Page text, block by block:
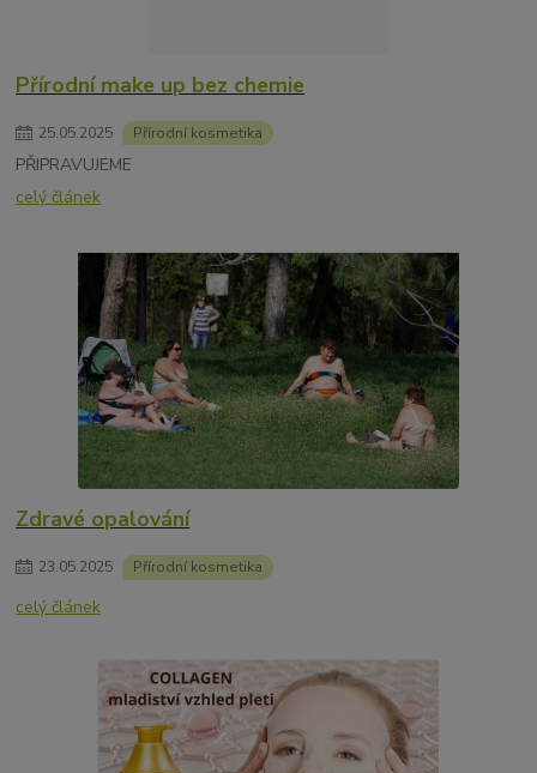
Přírodní make up bez chemie
25.05.2025 Přírodní kosmetika
PŘIPRAVUJEME
celý článek
Zdravé opalování
23.05.2025 Přírodní kosmetika
celý článek